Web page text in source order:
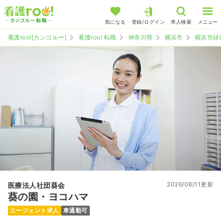
気になる 登録/ログイン 求人検索 メニュー
看護roo![カンゴルー] 看護roo! 転職 神奈川県 横浜市 横浜市緑
医療法人社団葵会
葵の園・ヨコハマ
2026/06/11更新
エージェント求人 車通勤可